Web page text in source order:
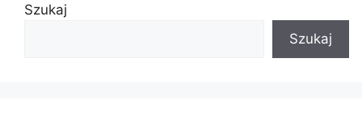
Szukaj
Szukaj